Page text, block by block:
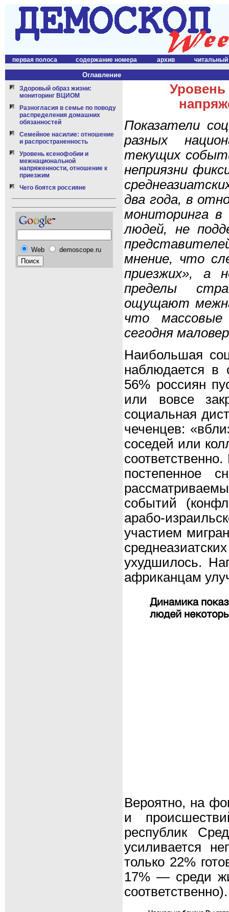
первая полоса содержание номера архив читальный
Оглавление
Здоровый образ жизни:
мониторинг ВЦИОМ
Разногласия в семье по поводу
распределения домашних
обязанностей
Семейное насилие: отношение
и распространенность
Уровень ксенофобии и
межнациональной
напряженности, отношение к
приезжим
Чего боятся россияне
Web demoscope.ru
Показатели
разных
текущих
неприязни
два года, в
мониторинга в
людей, не
мнение, что
приезжих», а
пределы
ощущают
что массовые
сегодня
Наибольшая
наблюдается в
56% россиян
или вовсе
социальная
чеченцев:
соседей или
постепенное
событий
арабо-
участием
ухудшилось.
африканцам
Вероятно, на
и
республик
усиливается
только 22%
17% — среди
соответственно).